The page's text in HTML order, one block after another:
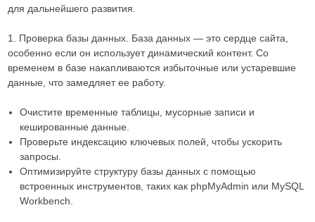
для дальнейшего развития.
1. Проверка базы данных. База данных — это сердце сайта,
особенно если он использует динамический контент. Со
временем в базе накапливаются избыточные или устаревшие
данные, что замедляет ее работу.
Очистите временные таблицы, мусорные записи и
кешированные данные.
Проверьте индексацию ключевых полей, чтобы ускорить
запросы.
Оптимизируйте структуру базы данных с помощью
встроенных инструментов, таких как phpMyAdmin или MySQL
Workbench.